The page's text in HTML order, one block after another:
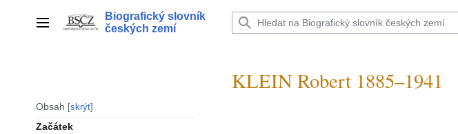
Hlavní menu
Biografický slovník
českých zemí
Obsah skrýt
Začátek
KLEIN Robert 1885–1941